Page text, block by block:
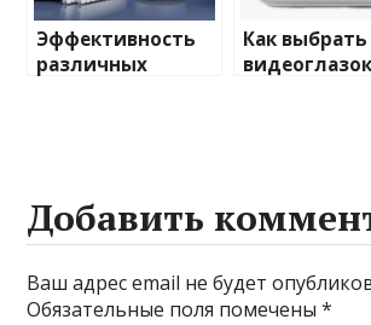
Эффективность
различных
Как выбрать
Добавить
Ваш адрес email не будет
Обязательные поля помечены*